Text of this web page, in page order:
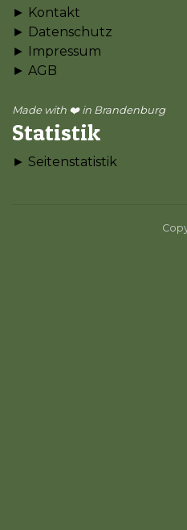
► Kontakt
► Datenschutz
► Impressum
► AGB
Made with ❤️ in Brandenburg
Statistik
► Seitenstatistik